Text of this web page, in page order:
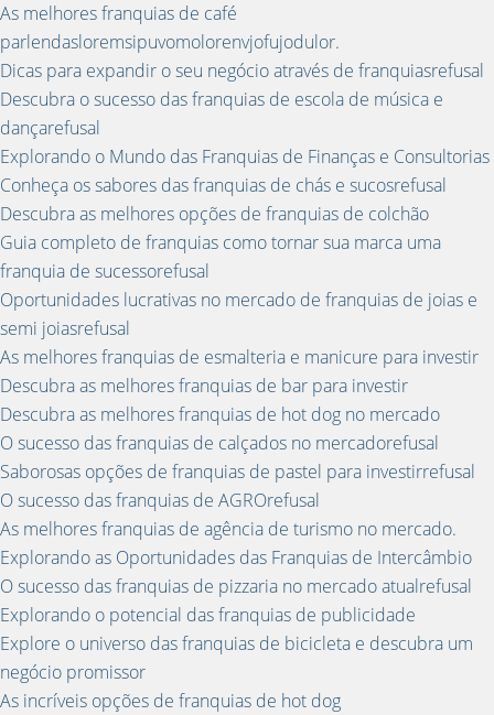
As melhores franquias de café
parlendasloremsipuvomolorenvjofujodulor.
Dicas para expandir o seu negócio através de franquiasrefusal
Descubra o sucesso das franquias de escola de música e
dançarefusal
Explorando o Mundo das Franquias de Finanças e Consultorias
Conheça os sabores das franquias de chás e sucosrefusal
Descubra as melhores opções de franquias de colchão
Guia completo de franquias como tornar sua marca uma
franquia de sucessorefusal
Oportunidades lucrativas no mercado de franquias de joias e
semi joiasrefusal
As melhores franquias de esmalteria e manicure para investir
Descubra as melhores franquias de bar para investir
Descubra as melhores franquias de hot dog no mercado
O sucesso das franquias de calçados no mercadorefusal
Saborosas opções de franquias de pastel para investirrefusal
O sucesso das franquias de AGROrefusal
As melhores franquias de agência de turismo no mercado.
Explorando as Oportunidades das Franquias de Intercâmbio
O sucesso das franquias de pizzaria no mercado atualrefusal
Explorando o potencial das franquias de publicidade
Explore o universo das franquias de bicicleta e descubra um
negócio promissor
As incríveis opções de franquias de hot dog